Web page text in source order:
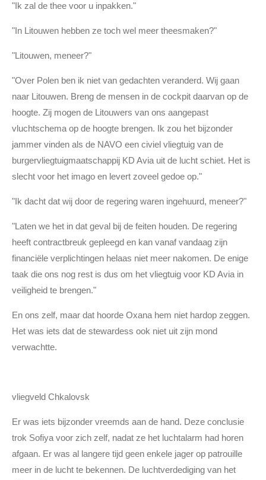
"Ik zal de thee voor u inpakken."
"In Litouwen hebben ze toch wel meer theesmaken?"
"Litouwen, meneer?"
"Over Polen ben ik niet van gedachten veranderd. Wij gaan
naar Litouwen. Breng de mensen in de cockpit daarvan op de
hoogte. Zij mogen de Litouwers van ons aangepast
vluchtschema op de hoogte brengen. Ik zou het bijzonder
jammer vinden als de NAVO een civiel vliegtuig van de
burgervliegtuigmaatschappij KD Avia uit de lucht schiet. Het is
slecht voor het imago en levert zoveel gedoe op."
"Ik dacht dat wij door de regering waren ingehuurd, meneer?"
"Laten we het in dat geval bij de feiten houden. De regering
heeft contractbreuk gepleegd en kan vanaf vandaag zijn
financiële verplichtingen helaas niet meer nakomen. De enige
taak die ons nog rest is dus om het vliegtuig voor KD Avia in
veiligheid te brengen."
En ons zelf, maar dat hoorde Oxana hem niet hardop zeggen.
Het was iets dat de stewardess ook niet uit zijn mond
verwachtte.
vliegveld Chkalovsk
Er was iets bijzonder vreemds aan de hand. Deze conclusie
trok Sofiya voor zich zelf, nadat ze het luchtalarm had horen
afgaan. Er was al langere tijd geen enkele jager op patrouille
meer in de lucht te bekennen. De luchtverdediging van het